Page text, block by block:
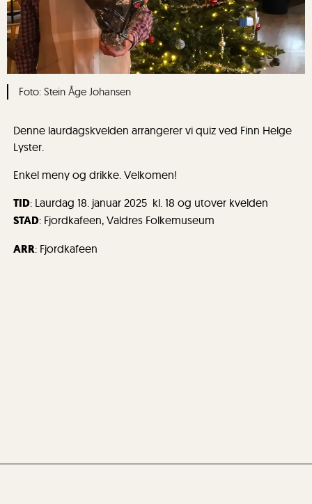
Stein Åge Johansen
Denne laurdagskvelden arrangerer vi quiz ved Finn Helge
Lyster.
Enkel meny og drikke. Velkomen!
TID: Laurdag 18. januar 2025 kl. 18 og utover kvelden
STAD: Fjordkafeen, Valdres Folkemuseum
ARR: Fjordkafeen